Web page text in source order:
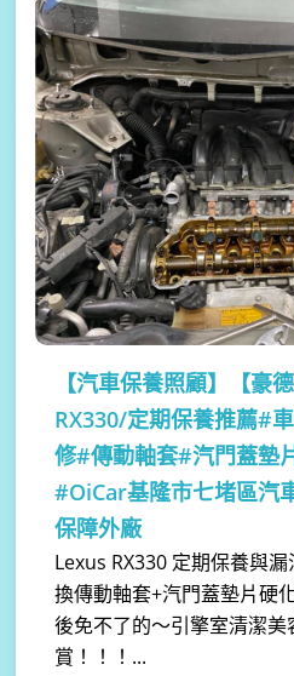
【汽車保養照顧】
【豪
RX330/定期保養推薦#
修#傳動軸套#汽門蓋墊
#OiCar基隆市七堵區汽
保障外廠
Lexus RX330 定期保養與
換傳動軸套+汽門蓋墊片硬
後免不了的～引擎室清潔
賞！！！...